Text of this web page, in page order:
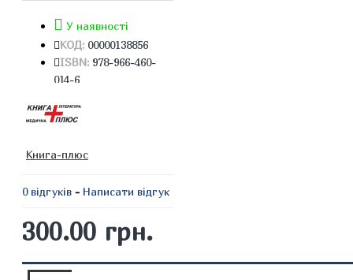
У наявності
КОД: 00000138856
ISBN: 978-966-460-
014-6
Книга-плюс
0 відгуків - Написати відгук
300.00 грн.